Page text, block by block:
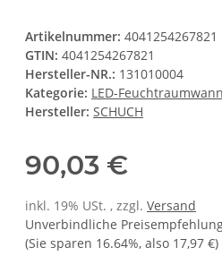
Artikelnummer: 4041254267821
GTIN: 4041254267821
Hersteller-NR.: 131010004
Kategorie: LED-
Hersteller: SCHUCH
90,03 €
inkl. 19% USt. , zzgl. Versand
Unverbindliche
(Sie sparen 16.64%, also 17,97 €)